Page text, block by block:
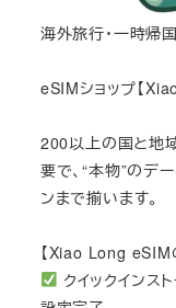
海外旅行・一時帰
eSIMショップ【
200以上の国と地
要で、“本物”のデ
ンまで揃います。
【Xiao Long eSIM
クイックインス